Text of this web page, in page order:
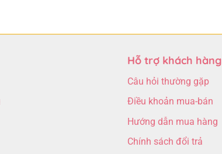
Hỗ trợ khách hàng
Câu hỏi thường gặp
Điều khoản mua-bán
Hướng dẫn mua hàng
Chính sách đổi trả